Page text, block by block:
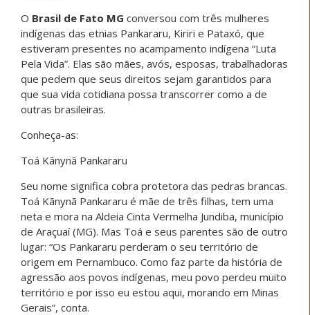
O Brasil de Fato MG conversou com três mulheres
indígenas das etnias Pankararu, Kiriri e Pataxó, que
estiveram presentes no acampamento indígena “Luta
Pela Vida”. Elas são mães, avós, esposas, trabalhadoras
que pedem que seus direitos sejam garantidos para
que sua vida cotidiana possa transcorrer como a de
outras brasileiras.
Conheça-as:
Toá Kãnynã Pankararu
Seu nome significa cobra protetora das pedras brancas.
Toá Kãnynã Pankararu é mãe de três filhas, tem uma
neta e mora na Aldeia Cinta Vermelha Jundiba, município
de Araçuaí (MG). Mas Toá e seus parentes são de outro
lugar: “Os Pankararu perderam o seu território de
origem em Pernambuco. Como faz parte da história de
agressão aos povos indígenas, meu povo perdeu muito
território e por isso eu estou aqui, morando em Minas
Gerais”, conta.